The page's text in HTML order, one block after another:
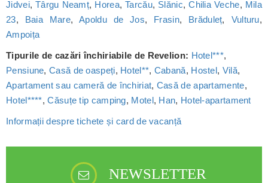
Jidvei,Târgu Neamț, Horea,Tarcău, Slănic,Chilia Veche, Mila
23, Baia Mare,Apoldu de Jos, Frasin, Brăduleț, Vulturu,
Ampoița
Tipurile de cazări închiriabile de Revelion: Hotel***,
Pensiune,Casă de oaspeți, Hotel**, Cabană, Hostel, Vilă,
Apartament sau cameră de închiriat, Casă de apartamente,
Hotel****,Căsuțe tip camping, Motel, Han, Hotel-apartament
Informații despre tichete și card de vacanță
NEWSLETTER